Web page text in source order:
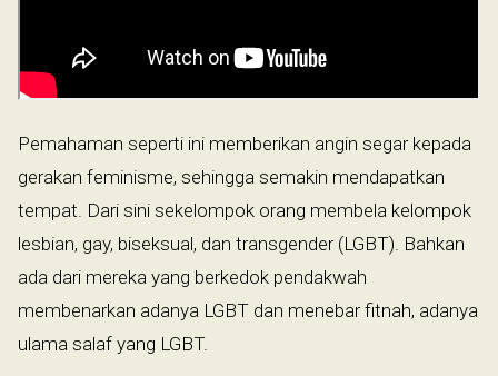
Pemahaman seperti ini memberikan angin segar kepada
gerakan feminisme, sehingga semakin mendapatkan
tempat. Dari sini sekelompok orang membela kelompok
lesbian, gay, biseksual, dan transgender (LGBT). Bahkan
ada dari mereka yang berkedok pendakwah
membenarkan adanya LGBT dan menebar fitnah, adanya
ulama salaf yang LGBT.